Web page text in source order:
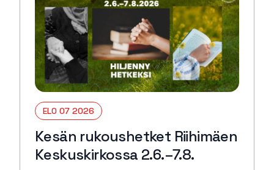
ELO 07 2026
Kesän rukoushetket Riihimäen
Keskuskirkossa 2.6.–7.8.